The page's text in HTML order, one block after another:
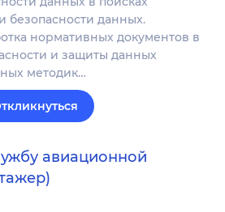
безопасности данных.
нормативных документов в
и защиты данных
методик…
авиационной